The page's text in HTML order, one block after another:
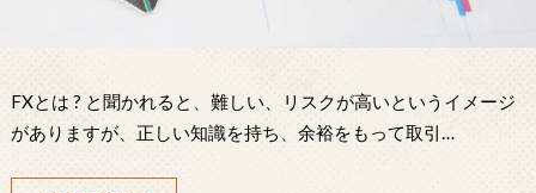
FXとは ? と聞かれると、難しい、リスクが高いというイメージ
がありますが、正しい知識を持ち、余裕をもって取引…